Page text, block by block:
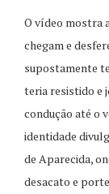
O vídeo mostra
chegam e
supostamente
teria resistido e
condução até o
identidade
de Aparecida,
desacato e